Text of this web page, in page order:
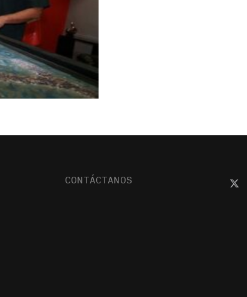
CONTÁCTANOS